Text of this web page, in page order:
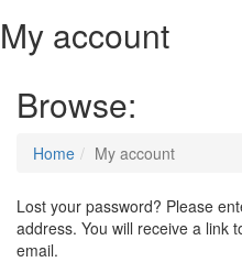
My account
Browse:
Home My account
Lost your password? Please
address. You will receive a link
email.